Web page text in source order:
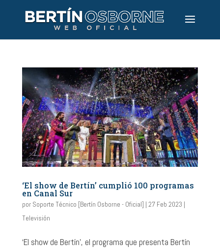
‘El show de Bertín’ cumplió 100 programas
en Canal Sur
por Soporte Técnico [Bertín Osborne - Oficial] | 27 Feb 2023 |
Televisión
‘El show de Bertín’, el programa que presenta Bertín